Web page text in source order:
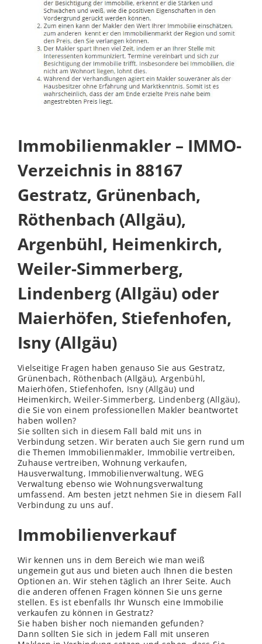
Immobilienmakler – IMMO-
Verzeichnis in 88167
Gestratz, Grünenbach,
Röthenbach (Allgäu),
Argenbühl, Heimenkirch,
Weiler-Simmerberg,
Lindenberg (Allgäu) oder
Maierhöfen, Stiefenhofen,
Isny (Allgäu)
Vielseitige Fragen haben genauso Sie aus Gestratz,
Grünenbach, Röthenbach (Allgäu), Argenbühl,
Maierhöfen, Stiefenhofen, Isny (Allgäu) und
Heimenkirch,Weiler-Simmerberg, Lindenberg (Allgäu),
die Sie von einem professionellen Makler beantwortet
haben wollen?
Sie sollten sich in diesem Fall bald mit uns in
Verbindung setzen. Wir beraten auch Sie gern rund um
die Themen Immobilienmakler, Immobilie vertreiben,
Zuhause vertreiben, Wohnung verkaufen,
Hausverwaltung, Immobilienverwaltung, WEG
Verwaltung ebenso wie Wohnungsverwaltung
umfassend. Am besten jetzt nehmen Sie in diesem Fall
Verbindung zu uns auf.
Immobilienverkauf
Wir kennen uns in dem Bereich wie man weiß
ungemein gut aus und bieten auch Ihnen die besten
Optionen an. Wir stehen täglich an Ihrer Seite. Auch
die anderen offenen Fragen können Sie uns gerne
stellen. Es ist ebenfalls Ihr Wunsch eine Immobilie
verkaufen zu können in Gestratz?
Sie haben bisher noch niemanden gefunden?
Dann sollten Sie sich in jedem Fall mit unseren